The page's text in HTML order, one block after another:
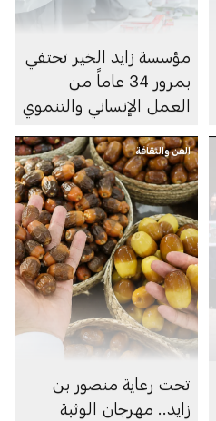
مؤسسة زايد الخير تحتفي
بمرور 34 عاماً من
العمل الإنساني والتنموي
الفن والثقافة
تحت رعاية منصور بن
زايد.. مهرجان الوثبة